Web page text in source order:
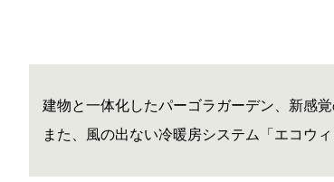
建物と一体化したパーゴラガーデン、新感
また、風の出ない冷暖房システム「エコウ